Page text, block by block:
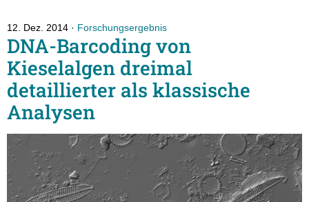
12. Dez. 2014 Forschungsergebnis
DNA-Barcoding von
Kieselalgen dreimal
detaillierter als klassische
Analysen